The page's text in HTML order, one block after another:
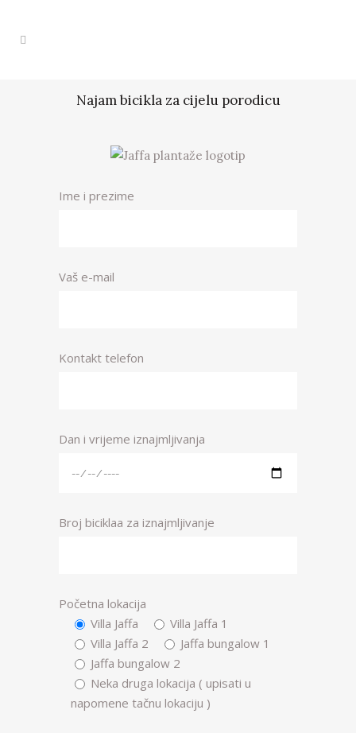
Najam bicikla za cijelu porodicu
Ime i prezime
Vaš e-mail
Kontakt telefon
Dan i vrijeme iznajmljivanja
Broj biciklaa za iznajmljivanje
Početna lokacija
Villa Jaffa
Villa Jaffa 1
Villa Jaffa 2
Jaffa bungalow 1
Jaffa bungalow 2
Neka druga lokacija ( upisati u
napomene tačnu lokaciju )